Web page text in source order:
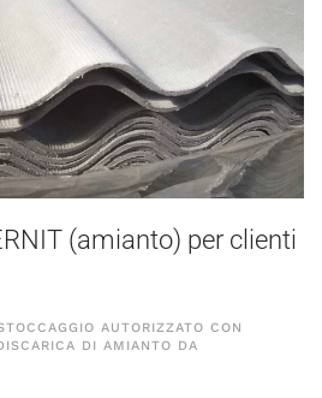
(amianto) per clienti
AUTORIZZATO CON
DI AMIANTO DA